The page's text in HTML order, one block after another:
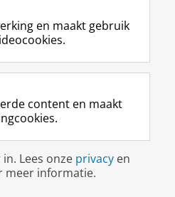
met studenten
en maakt gebruik
content en maakt
Lees onze privacy en
meer informatie.